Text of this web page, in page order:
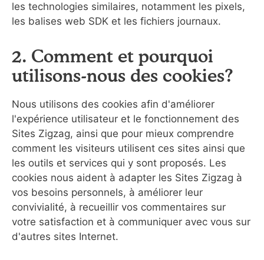
les technologies similaires, notamment les pixels,
les balises web SDK et les fichiers journaux.
2. Comment et pourquoi
utilisons-nous des cookies?
Nous utilisons des cookies afin d'améliorer
l'expérience utilisateur et le fonctionnement des
Sites Zigzag, ainsi que pour mieux comprendre
comment les visiteurs utilisent ces sites ainsi que
les outils et services qui y sont proposés. Les
cookies nous aident à adapter les Sites Zigzag à
vos besoins personnels, à améliorer leur
convivialité, à recueillir vos commentaires sur
votre satisfaction et à communiquer avec vous sur
d'autres sites Internet.